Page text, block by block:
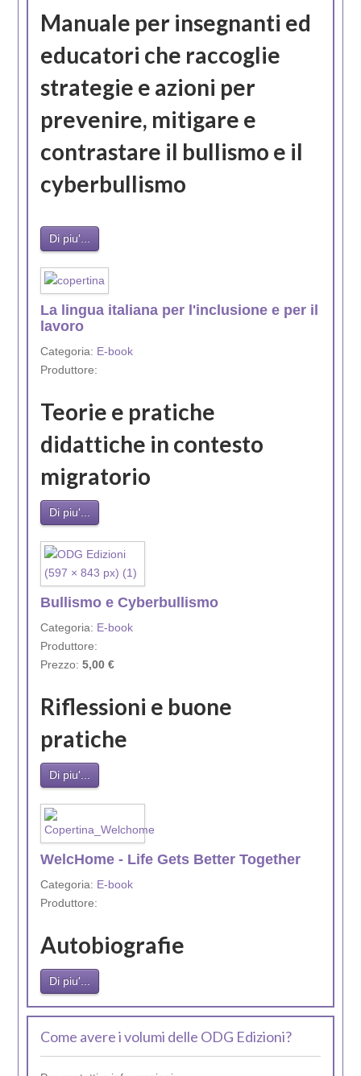
Manuale per insegnanti ed
educatori che raccoglie
strategie e azioni per
prevenire, mitigare e
contrastare il bullismo e il
cyberbullismo
Di piu'...
La lingua italiana per l'inclusione e per il
lavoro
Categoria: E-book
Produttore:
Teorie e pratiche
didattiche in contesto
migratorio
Di piu'...
Bullismo e Cyberbullismo
Categoria: E-book
Produttore:
Prezzo: 5,00 €
Riflessioni e buone
pratiche
Di piu'...
WelcHome - Life Gets Better Together
Categoria: E-book
Produttore:
Autobiografie
Di piu'...
Come avere i volumi delle ODG Edizioni?